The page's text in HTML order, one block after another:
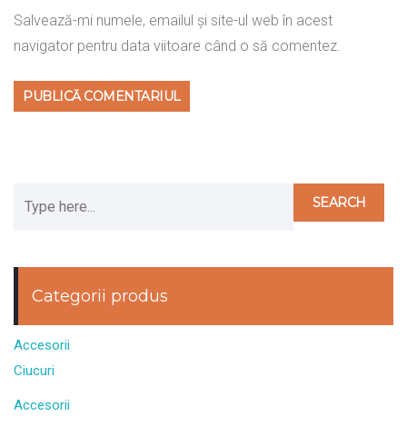
Salvează-mi numele, emailul și site-ul web în acest
navigator pentru data viitoare când o să comentez.
Categorii produs
Accesorii
Ciucuri
Accesorii